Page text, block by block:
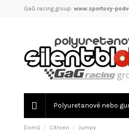
GaG racing group: www.sportovy-
Polyuretanové nebo
Domů Citroen Jumpy